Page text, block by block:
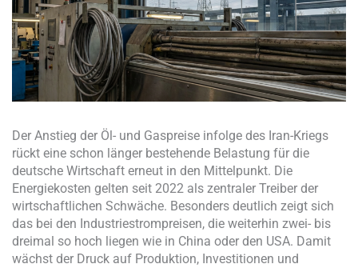
Der Anstieg der Öl- und Gaspreise infolge des Iran-Kriegs
rückt eine schon länger bestehende Belastung für die
deutsche Wirtschaft erneut in den Mittelpunkt. Die
Energiekosten gelten seit 2022 als zentraler Treiber der
wirtschaftlichen Schwäche. Besonders deutlich zeigt sich
das bei den Industriestrompreisen, die weiterhin zwei- bis
dreimal so hoch liegen wie in China oder den USA. Damit
wächst der Druck auf Produktion, Investitionen und